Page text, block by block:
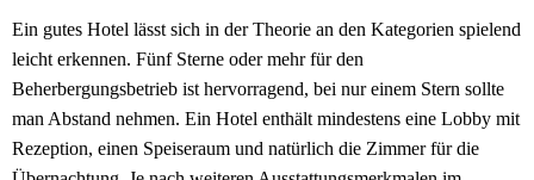
Ein gutes Hotel lässt sich in der Theorie an den Kategorien spielend
leicht erkennen. Fünf Sterne oder mehr für den
Beherbergungsbetrieb ist hervorragend, bei nur einem Stern sollte
man Abstand nehmen. Ein Hotel enthält mindestens eine Lobby mit
Rezeption, einen Speiseraum und natürlich die Zimmer für die